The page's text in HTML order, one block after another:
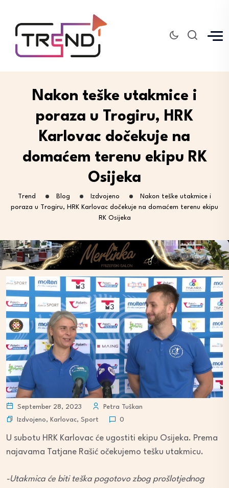
Nakon teške utakmice i
poraza u Trogiru, HRK
Karlovac dočekuje na
domaćem terenu ekipu RK
Osijeka
Trend Blog Izdvojeno
Nakon teške utakmice i
poraza u Trogiru, HRK Karlovac dočekuje na domaćem terenu ekipu
RK Osijeka
September 28, 2023
Petra Tuškan
Izdvojeno, Karlovac, Sport 0
U subotu HRK Karlovac će ugostiti ekipu Osijeka. Prema
najavama Tatjane Rašić očekujemo tešku utakmicu.
-Utakmica će biti teška pogotovo zbog prošlotjednog